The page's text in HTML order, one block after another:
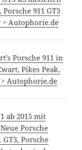
911 GT3
> Autophorie.de
Porsche 911 in
Pikes Peak,
> Autophorie.de
ab 2015 mit
Porsche
Porsche